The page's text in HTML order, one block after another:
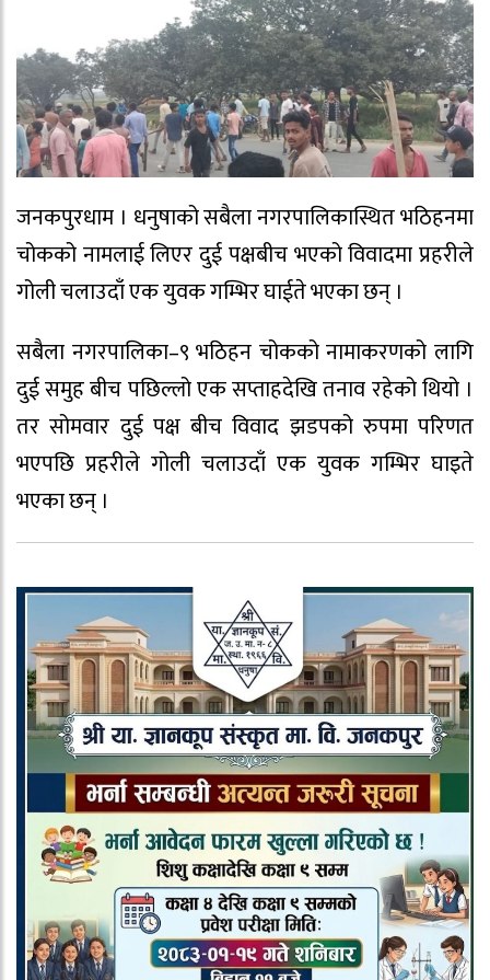
जनकपुरधाम । धनुषाको सबैला नगरपालिकास्थित भठिहनमा
चोकको नामलाई लिएर दुई पक्षबीच भएको विवादमा प्रहरीले
गोली चलाउदाँ एक युवक गम्भिर घाईते भएका छन् ।
सबैला नगरपालिका–९ भठिहन चोकको नामाकरणको लागि
दुई समुह बीच पछिल्लो एक सप्ताहदेखि तनाव रहेको थियो ।
तर सोमवार दुई पक्ष बीच विवाद झडपको रुपमा परिणत
भएपछि प्रहरीले गोली चलाउदाँ एक युवक गम्भिर घाइते
भएका छन् ।